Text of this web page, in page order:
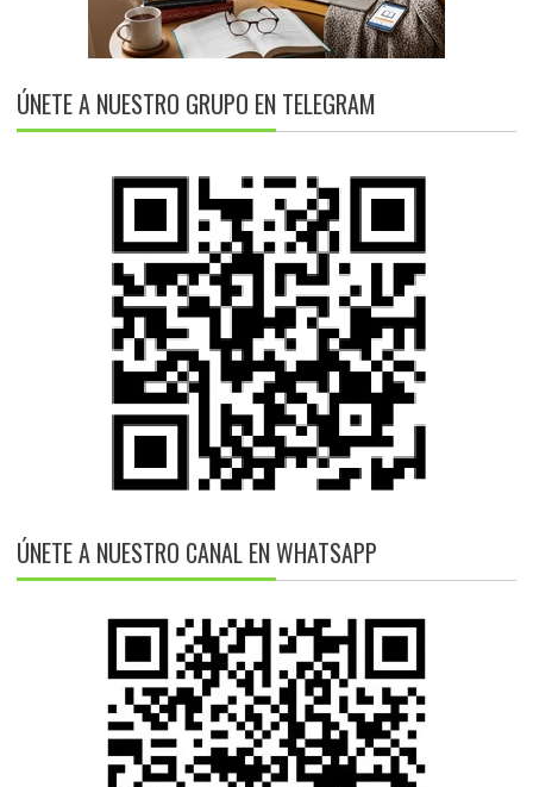
ÚNETE A NUESTRO GRUPO EN TELEGRAM
ÚNETE A NUESTRO CANAL EN WHATSAPP